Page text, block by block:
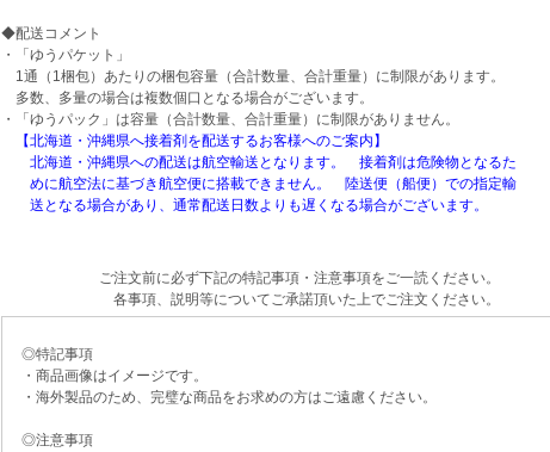
◆配送コメント
・「ゆうパケット」
1通（1梱包）あたりの梱包容量（合計数量、合計重量）に制限があります。
多数、多量の場合は複数個口となる場合がございます。
・「ゆうパック」は容量（合計数量、合計重量）に制限がありません。
【北海道・沖縄県へ接着剤を配送するお客様へのご案内】
北海道・沖縄県への配送は航空輸送となります。 接着剤は危険物となるた
めに航空法に基づき航空便に搭載できません。 陸送便（船便）での指定輸
送となる場合があり、通常配送日数よりも遅くなる場合がございます。
ご注文前に必ず下記の特記事項・注意事項をご一読ください。
各事項、説明等についてご承諾頂いた上でご注文ください。
◎特記事項
・商品画像はイメージです。
・海外製品のため、完璧な商品をお求めの方はご遠慮ください。
◎注意事項